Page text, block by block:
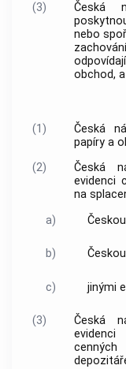
(3)
Česká
nebo
obchod,
(1) Česká
papírya
(2)
Česká
evidenci
na
a)
b)
c) jinými
(3) Česká